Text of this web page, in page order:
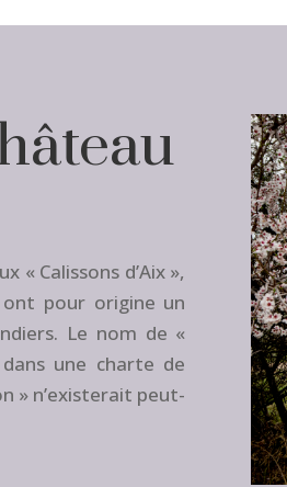
« Calissons d’Aix »,
ont pour origine un
Le nom de «
une charte de
» n’existerait peut-